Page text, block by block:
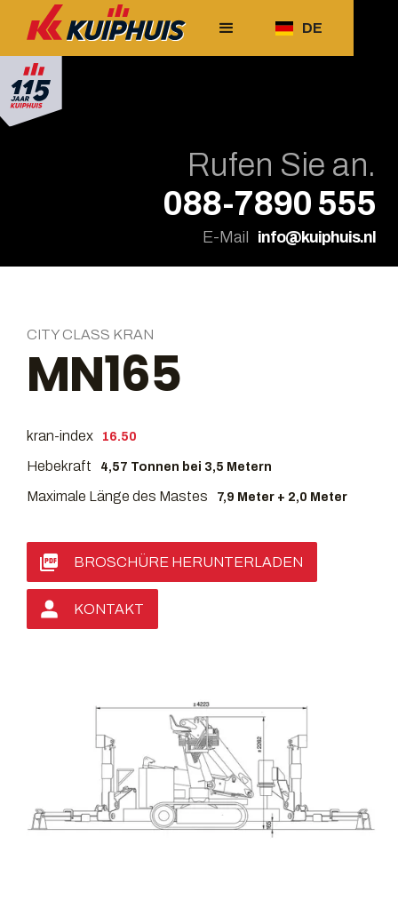
DE
Rufen Sie an.
088-7890 555
E-Mail info@kuiphuis.nl
CITY CLASS KRAN
MN165
kran-index 16.50
Hebekraft 4,57 Tonnen bei 3,5 Metern
Maximale Länge des Mastes 7,9 Meter + 2,0 Meter
BROSCHÜRE HERUNTERLADEN
KONTAKT